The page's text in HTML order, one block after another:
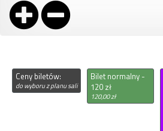
Ceny biletów:
do wyboru z planu sali
Bilet normalny -
120 zł
120,00 zł